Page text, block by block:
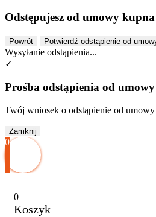
Odstępujesz od umowy
Powrót Potwierdź odstąpienie od
Wysyłanie odstąpienia...
✓
Prośba odstąpienia od umowy
Twój wniosek o odstąpienie od
Zamknij
0
0
Koszyk